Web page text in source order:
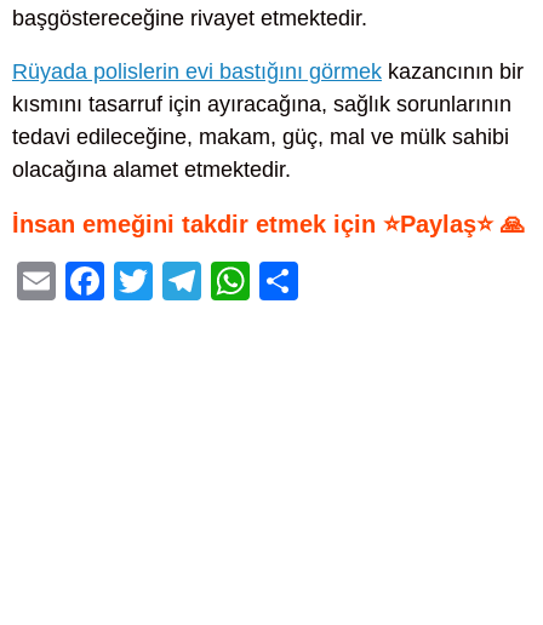
başgöstereceğine rivayet etmektedir.
Rüyada polislerin evi bastığını görmek kazancının bir
kısmını tasarruf için ayıracağına, sağlık sorunlarının
tedavi edileceğine, makam, güç, mal ve mülk sahibi
olacağına alamet etmektedir.
İnsan emeğini takdir etmek için ⭐Paylaş⭐ 🙏
E
F
T
T
W